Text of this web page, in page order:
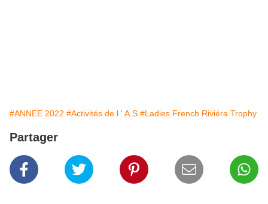
#ANNEE 2022 #Activités de l ' A.S #Ladies French Riviéra Trophy
Partager